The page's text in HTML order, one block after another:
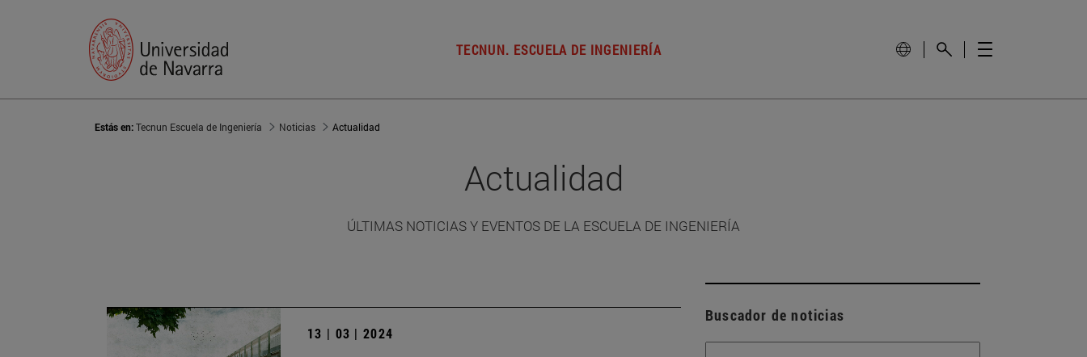
TECNUN. ESCUELA DE INGENIERÍA
Estás en:Tecnun Escuela de Ingeniería Noticias Actualidad
Actualidad
ÚLTIMAS NOTICIAS Y EVENTOS DE LA ESCUELA DE INGENIERÍA
13 | 03 | 2024
Buscador de noticias